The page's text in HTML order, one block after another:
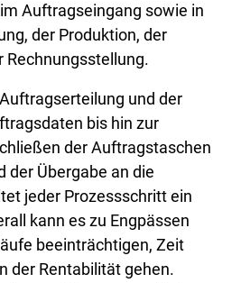
Auftragseingang sowie in
der Produktion, der
Rechnungsstellung.
und der
bis hin zur
der Auftragstaschen
der Übergabe an die
jeder Prozessschritt ein
kann es zu Engpässen
beeinträchtigen, Zeit
der Rentabilität gehen.